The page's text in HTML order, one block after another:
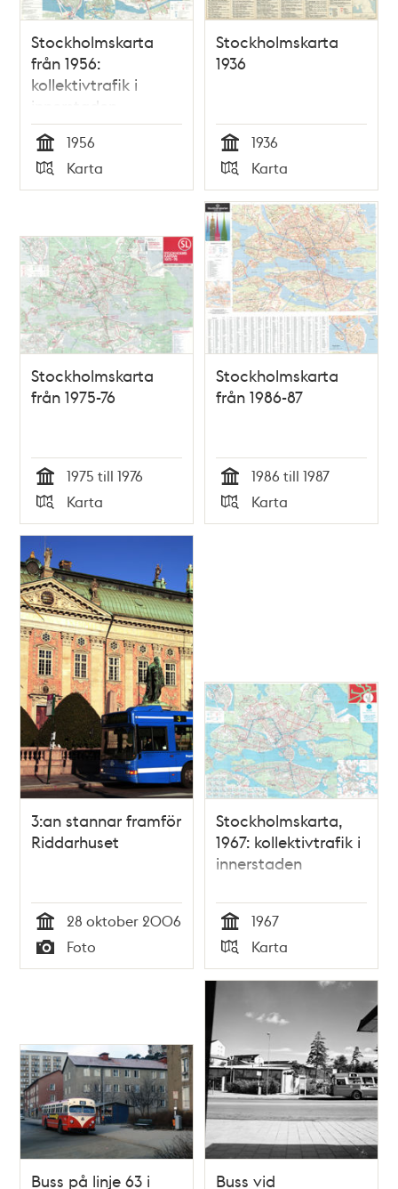
Stockholmskarta
från 1956:
kollektivtrafik i
innerstaden
Tid
1956
Typ
Karta
Stockholmskarta
1936
Tid
1936
Typ
Karta
Stockholmskarta
från 1975-76
Tid
1975 till 1976
Typ
Karta
Stockholmskarta
från 1986-87
Tid
1986 till 1987
Typ
Karta
3:an stannar framför
Riddarhuset
Tid
28 oktober 2006
Typ
Foto
Stockholmskarta,
1967: kollektivtrafik i
innerstaden
Tid
1967
Typ
Karta
Buss på linje 63 i
Buss vid